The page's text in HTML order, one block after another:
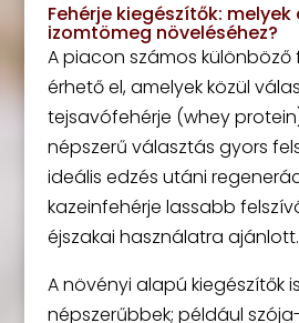
Fehérje kiegészítők:
izomtömeg növeléséhez?
A piacon számos különböző
érhető el, amelyek közül
tejsavófehérje (whey
népszerű választás gyors
ideális edzés utáni
kazeinfehérje lassabb
éjszakai használatra ajánlott.
A növényi alapú kiegészítők
népszerűbbek; például